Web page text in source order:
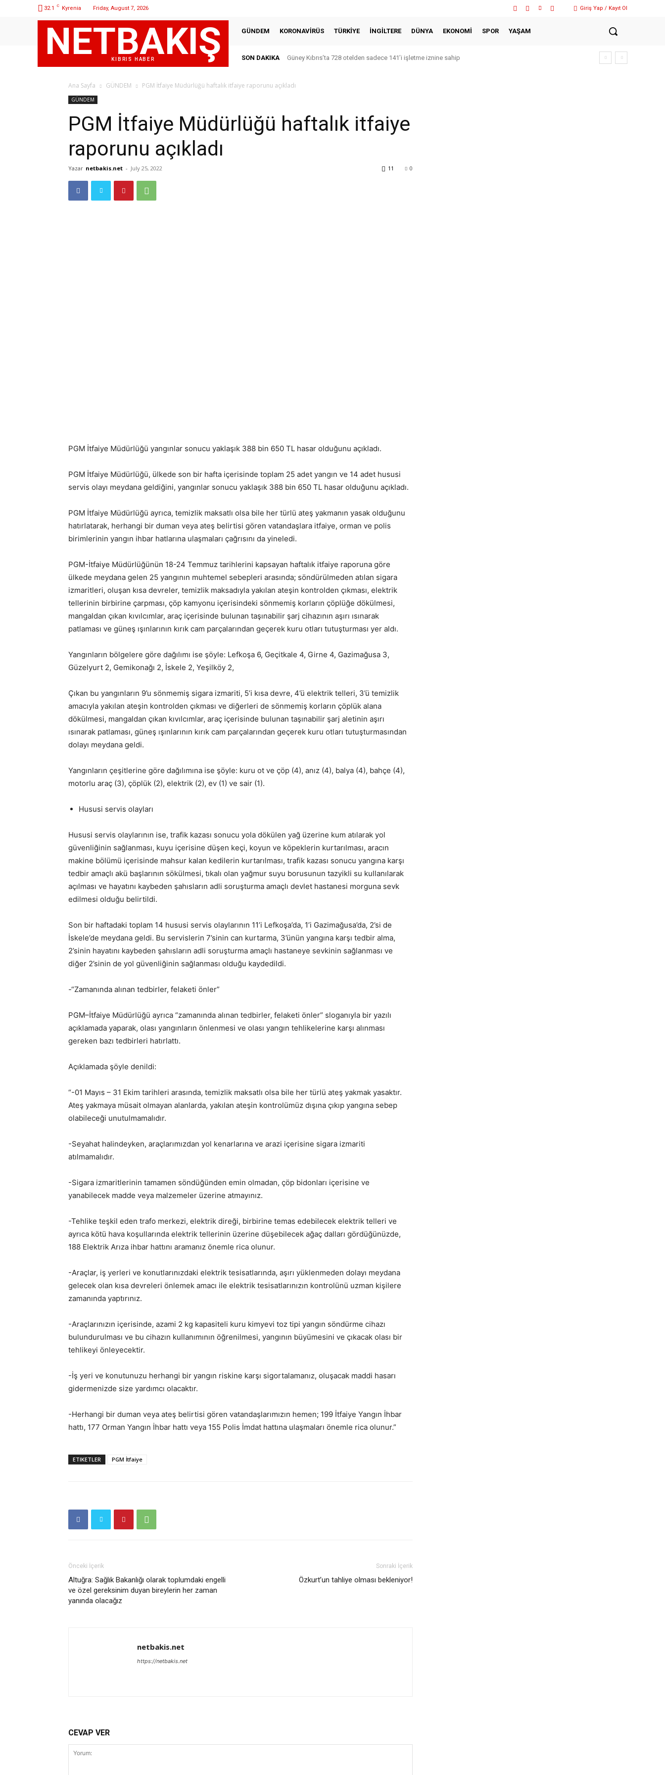
32.1 C Kyrenia Friday, August 7, 2026 Giriş Yap / Kayıt Ol
NETBAKIŞ
KIBRIS HABER
GÜNDEM KORONAVİRÜS TÜRKİYE İNGİLTERE DÜNYA EKONOMİ SPOR YAŞAM
SON DAKIKA Güney Kıbrıs’ta 728 otelden sadece 141’i işletme iznine sahip
Ana Sayfa GÜNDEM PGM İtfaiye Müdürlüğü haftalık itfaiye raporunu açıkladı
GÜNDEM
PGM İtfaiye Müdürlüğü haftalık itfaiye
raporunu açıkladı
Yazar netbakis.net - July 25, 2022 0
11
PGM İtfaiye Müdürlüğü yangınlar sonucu yaklaşık 388 bin 650 TL hasar olduğunu açıkladı.
PGM İtfaiye Müdürlüğü, ülkede son bir hafta içerisinde toplam 25 adet yangın ve 14 adet hususi
servis olayı meydana geldiğini, yangınlar sonucu yaklaşık 388 bin 650 TL hasar olduğunu açıkladı.
PGM İtfaiye Müdürlüğü ayrıca, temizlik maksatlı olsa bile her türlü ateş yakmanın yasak olduğunu
hatırlatarak, herhangi bir duman veya ateş belirtisi gören vatandaşlara itfaiye, orman ve polis
birimlerinin yangın ihbar hatlarına ulaşmaları çağrısını da yineledi.
PGM-İtfaiye Müdürlüğünün 18-24 Temmuz tarihlerini kapsayan haftalık itfaiye raporuna göre
ülkede meydana gelen 25 yangının muhtemel sebepleri arasında; söndürülmeden atılan sigara
izmaritleri, oluşan kısa devreler, temizlik maksadıyla yakılan ateşin kontrolden çıkması, elektrik
tellerinin birbirine çarpması, çöp kamyonu içerisindeki sönmemiş korların çöplüğe dökülmesi,
mangaldan çıkan kıvılcımlar, araç içerisinde bulunan taşınabilir şarj cihazının aşırı ısınarak
patlaması ve güneş ışınlarının kırık cam parçalarından geçerek kuru otları tutuşturması yer aldı.
Yangınların bölgelere göre dağılımı ise şöyle: Lefkoşa 6, Geçitkale 4, Girne 4, Gazimağusa 3,
Güzelyurt 2, Gemikonağı 2, İskele 2, Yeşilköy 2,
Çıkan bu yangınların 9’u sönmemiş sigara izmariti, 5’i kısa devre, 4’ü elektrik telleri, 3’ü temizlik
amacıyla yakılan ateşin kontrolden çıkması ve diğerleri de sönmemiş korların çöplük alana
dökülmesi, mangaldan çıkan kıvılcımlar, araç içerisinde bulunan taşınabilir şarj aletinin aşırı
ısınarak patlaması, güneş ışınlarının kırık cam parçalarından geçerek kuru otları tutuşturmasından
dolayı meydana geldi.
Yangınların çeşitlerine göre dağılımına ise şöyle: kuru ot ve çöp (4), anız (4), balya (4), bahçe (4),
motorlu araç (3), çöplük (2), elektrik (2), ev (1) ve sair (1).
Hususi servis olayları
Hususi servis olaylarının ise, trafik kazası sonucu yola dökülen yağ üzerine kum atılarak yol
güvenliğinin sağlanması, kuyu içerisine düşen keçi, koyun ve köpeklerin kurtarılması, aracın
makine bölümü içerisinde mahsur kalan kedilerin kurtarılması, trafik kazası sonucu yangına karşı
tedbir amaçlı akü başlarının sökülmesi, tıkalı olan yağmur suyu borusunun tazyikli su kullanılarak
açılması ve hayatını kaybeden şahısların adli soruşturma amaçlı devlet hastanesi morguna sevk
edilmesi olduğu belirtildi.
Son bir haftadaki toplam 14 hususi servis olaylarının 11’i Lefkoşa’da, 1’i Gazimağusa’da, 2’si de
İskele’de meydana geldi. Bu servislerin 7’sinin can kurtarma, 3’ünün yangına karşı tedbir alma,
2’sinin hayatını kaybeden şahısların adli soruşturma amaçlı hastaneye sevkinin sağlanması ve
diğer 2’sinin de yol güvenliğinin sağlanması olduğu kaydedildi.
-“Zamanında alınan tedbirler, felaketi önler”
PGM–İtfaiye Müdürlüğü ayrıca “zamanında alınan tedbirler, felaketi önler” sloganıyla bir yazılı
açıklamada yaparak, olası yangınların önlenmesi ve olası yangın tehlikelerine karşı alınması
gereken bazı tedbirleri hatırlattı.
Açıklamada şöyle denildi:
“-01 Mayıs – 31 Ekim tarihleri arasında, temizlik maksatlı olsa bile her türlü ateş yakmak yasaktır.
Ateş yakmaya müsait olmayan alanlarda, yakılan ateşin kontrolümüz dışına çıkıp yangına sebep
olabileceği unutulmamalıdır.
-Seyahat halindeyken, araçlarımızdan yol kenarlarına ve arazi içerisine sigara izmariti
atılmamalıdır.
-Sigara izmaritlerinin tamamen söndüğünden emin olmadan, çöp bidonları içerisine ve
yanabilecek madde veya malzemeler üzerine atmayınız.
-Tehlike teşkil eden trafo merkezi, elektrik direği, birbirine temas edebilecek elektrik telleri ve
ayrıca kötü hava koşullarında elektrik tellerinin üzerine düşebilecek ağaç dalları gördüğünüzde,
188 Elektrik Arıza ihbar hattını aramanız önemle rica olunur.
-Araçlar, iş yerleri ve konutlarınızdaki elektrik tesisatlarında, aşırı yüklenmeden dolayı meydana
gelecek olan kısa devreleri önlemek amacı ile elektrik tesisatlarınızın kontrolünü uzman kişilere
zamanında yaptırınız.
-Araçlarınızın içerisinde, azami 2 kg kapasiteli kuru kimyevi toz tipi yangın söndürme cihazı
bulundurulması ve bu cihazın kullanımının öğrenilmesi, yangının büyümesini ve çıkacak olası bir
tehlikeyi önleyecektir.
-İş yeri ve konutunuzu herhangi bir yangın riskine karşı sigortalamanız, oluşacak maddi hasarı
gidermenizde size yardımcı olacaktır.
-Herhangi bir duman veya ateş belirtisi gören vatandaşlarımızın hemen; 199 İtfaiye Yangın İhbar
hattı, 177 Orman Yangın İhbar hattı veya 155 Polis İmdat hattına ulaşmaları önemle rica olunur.”
ETIKETLER PGM İtfaiye
Önceki İçerik
Altuğra: Sağlık Bakanlığı olarak toplumdaki engelli
ve özel gereksinim duyan bireylerin her zaman
yanında olacağız
Sonraki İçerik
Özkurt’un tahliye olması bekleniyor!
netbakis.net
https://netbakis.net
CEVAP VER